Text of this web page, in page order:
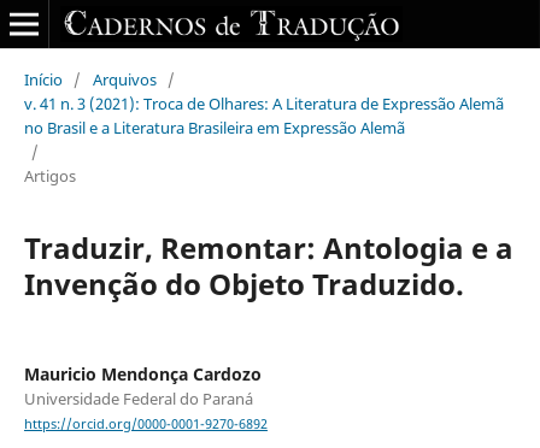
Início / Arquivos /
v. 41 n. 3 (2021): Troca de Olhares: A Literatura de Expressão Alemã
no Brasil e a Literatura Brasileira em Expressão Alemã
/
Artigos
Traduzir, Remontar: Antologia e a
Invenção do Objeto Traduzido.
Mauricio Mendonça Cardozo
Universidade Federal do Paraná
https://orcid.org/0000-0001-9270-6892